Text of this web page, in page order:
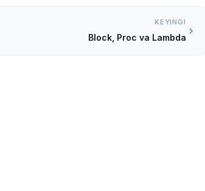
KEYINGI
Block, Proc va Lambda